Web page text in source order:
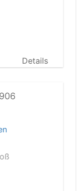
Details